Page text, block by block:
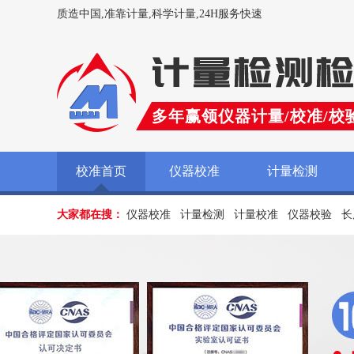
质造中国,准靠计量,科学计量,24H服务快速
多年赢领仪器计量/校准/校
校准首页 仪器校准 计量检测
大家都在搜： 仪器校准 计量检测 计量校准 仪器校验